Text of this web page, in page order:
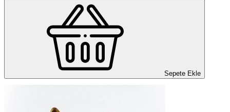
Sepete Ekle